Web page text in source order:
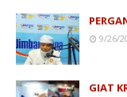
9/26/
GIAT